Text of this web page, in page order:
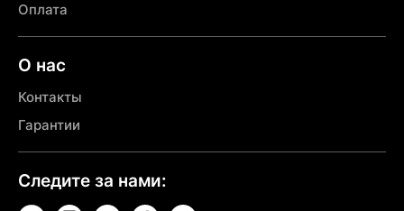
Оплата
О нас
Контакты
Гарантии
Следите за нами: